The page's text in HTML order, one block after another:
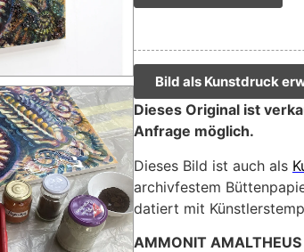
Bild als Kunstdruck
Dieses Original ist
Anfrage möglich.
Dieses Bild ist auch als
archivfestem
datiert mit
AMMONIT AMALTHEUS